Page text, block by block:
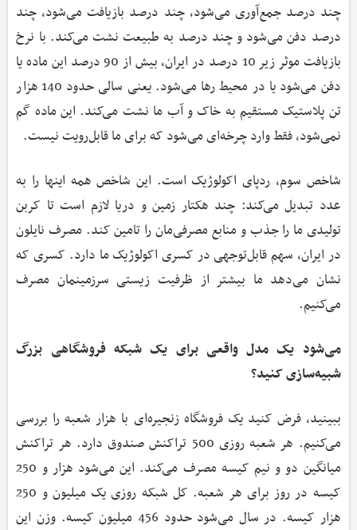
چند درصد جمع‌آوری می‌شود، چند درصد بازیافت می‌شود، چند
درصد دفن می‌شود و چند درصد به طبیعت نشت می‌کند. با نرخ
بازیافت موثر زیر 10 درصد در ایران، بیش از 90 درصد این ماده یا
دفن می‌شود یا در محیط رها می‌شود. یعنی سالی حدود 140 هزار
تن پلاستیک مستقیم به خاک و آب ما نشت می‌کند. این ماده گم
نمی‌شود، فقط وارد چرخه‌ای می‌شود که برای ما قابل‌رویت نیست.
شاخص سوم، ردپای اکولوژیک است. این شاخص همه اینها را به
عدد تبدیل می‌کند: چند هکتار زمین و دریا لازم است تا کربن
تولیدی ما را جذب و منابع مصرفی‌مان را تامین کند. مصرف نایلون
در ایران، سهم قابل‌توجهی در کسری اکولوژیک ما دارد. کسری‌ که
نشان می‌دهد ما بیشتر از ظرفیت زیستی سرزمینمان مصرف
می‌کنیم.
می‌شود یک مدل واقعی برای یک شبکه فروشگاهی بزرگ
شبیه‌سازی کنید؟
ببینید، فرض کنید یک فروشگاه زنجیره‌ای با هزار شعبه را بررسی
می‌کنیم. هر شعبه روزی 500 تراکنش صندوق دارد. هر تراکنش
میانگین دو و نیم کیسه مصرف می‌کند. این می‌شود هزار و 250
کیسه در روز برای هر شعبه. کل شبکه روزی یک میلیون و 250
هزار کیسه. در سال می‌شود حدود 456 میلیون کیسه. وزن این